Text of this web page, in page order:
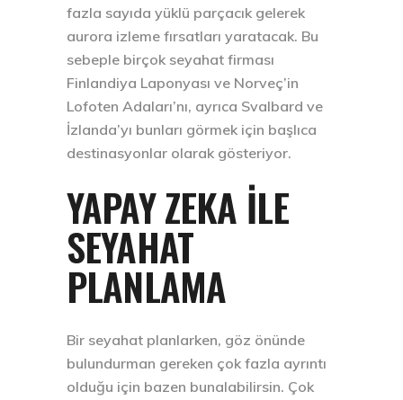
fazla sayıda yüklü parçacık gelerek
aurora izleme fırsatları yaratacak. Bu
sebeple birçok seyahat firması
Finlandiya Laponyası ve Norveç’in
Lofoten Adaları’nı, ayrıca Svalbard ve
İzlanda’yı bunları görmek için başlıca
destinasyonlar olarak gösteriyor.
YAPAY ZEKA İLE
SEYAHAT
PLANLAMA
Bir seyahat planlarken, göz önünde
bulundurman gereken çok fazla ayrıntı
olduğu için bazen bunalabilirsin. Çok